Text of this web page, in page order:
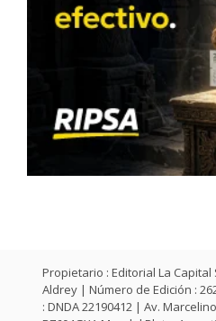
Propietario : Editorial La Capital
Aldrey | Número de Edición :
: DNDA 22190412 | Av.